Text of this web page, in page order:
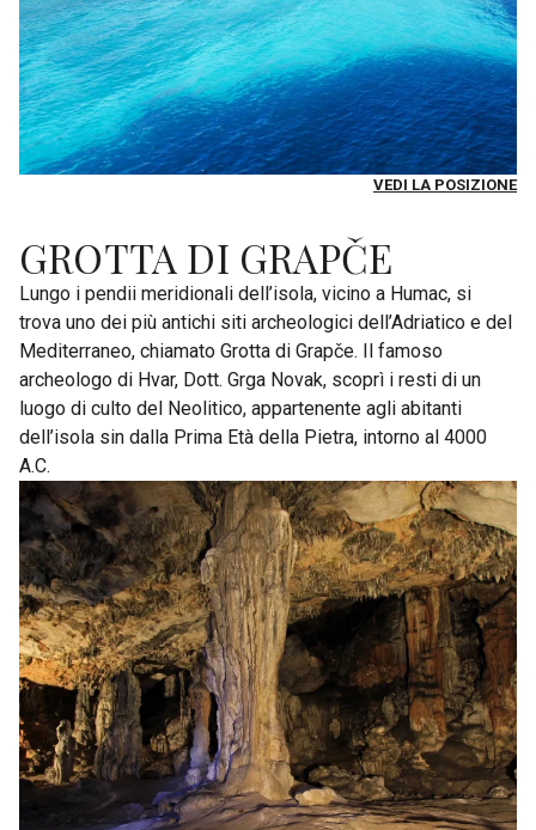
VEDI LA POSIZIONE
GROTTA DI GRAPČE
Lungo i pendii meridionali dell’isola, vicino a Humac, si
trova uno dei più antichi siti archeologici dell’Adriatico e del
Mediterraneo, chiamato Grotta di Grapče. Il famoso
archeologo di Hvar, Dott. Grga Novak, scoprì i resti di un
luogo di culto del Neolitico, appartenente agli abitanti
dell’isola sin dalla Prima Età della Pietra, intorno al 4000
A.C.